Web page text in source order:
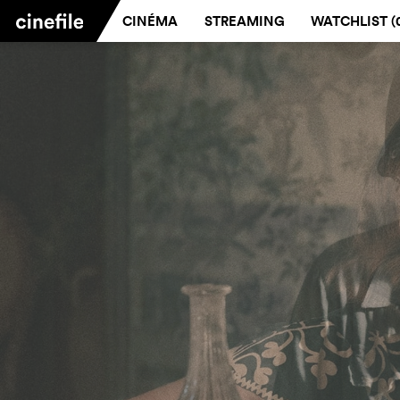
CINÉMA STREAMING WATCHLIST (